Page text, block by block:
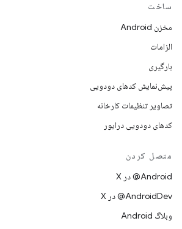
ساخت
مخزن Android
الزامات
بارگیری
پیش‌نمایش کدهای دودویی
تصاویر تنظیمات کارخانه
کدهای دودویی درایور
متصل کردن
‫‎@Android در X
‫‎@AndroidDev در X
وبلاگ Android